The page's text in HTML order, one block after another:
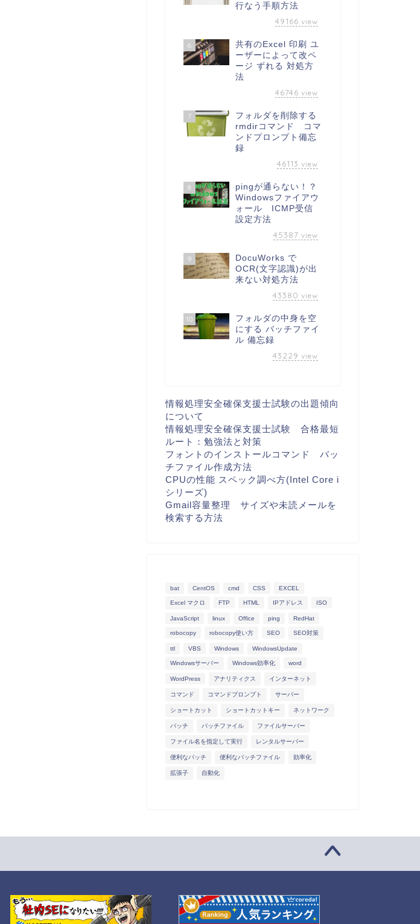
行なう手順方法
49166 view
6
共有のExcel 印刷 ユ
ーザーによって改ペ
ージ ずれる 対処方
法
46746 view
7
フォルダを削除する
rmdirコマンド コマ
ンドプロンプト備忘
録
46113 view
8
pingが通らない！？
Windowsファイアウ
ォール ICMP受信
設定方法
45387 view
9
DocuWorks で
OCR(文字認識)が出
来ない対処方法
43380 view
10
フォルダの中身を空
にする バッチファイ
ル 備忘録
43229 view
情報処理安全確保支援士試験の出題傾向
について
情報処理安全確保支援士試験 合格最短
ルート：勉強法と対策
フォントのインストールコマンド バッ
チファイル作成方法
CPUの性能 スペック調べ方(Intel Core i
シリーズ)
Gmail容量整理 サイズや未読メールを
検索する方法
bat CentOS cmd CSS EXCEL
Excel マクロ FTP HTML IPアドレス ISO
JavaScript linux Office ping RedHat
robocopy robocopy使い方 SEO SEO対策
ttl VBS Windows WindowsUpdate
Windowsサーバー Windows効率化 word
WordPress アナリティクス インターネット
コマンド コマンドプロンプト サーバー
ショートカット ショートカットキー ネットワーク
バッチ バッチファイル ファイルサーバー
ファイル名を指定して実行 レンタルサーバー
便利なバッチ 便利なバッチファイル 効率化
拡張子 自動化